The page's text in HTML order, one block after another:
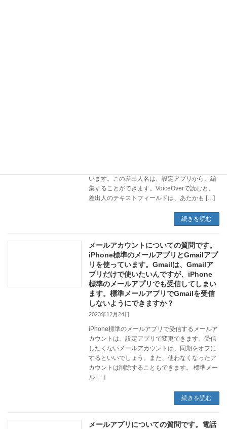
います。この差出人名は、設定アプリから、編
集することができます。VoiceOverで読むと、
差出人のテキストフィールドは、あたかも […]
続きを読む
メールアカウントについての質問です。
iPhone標準のメールアプリとGmailアプ
リを使っています。Gmailは、Gmailア
プリだけで使いたいんですが、iPhone
標準のメールアプリでも受信してしまい
ます。標準メールアプリでGmailを受信
しないようにできますか？
2023年12月24日
iPhone標準のメールアプリで受信するメールア
カウントは、設定アプリで変更できます。受信
したくないメールアカウントは、同期をオフに
するといいでしょう。また、使わなくなったア
カウントは削除することもできます。 標準メー
ル […]
続きを読む
メールアプリについての質問です。電話